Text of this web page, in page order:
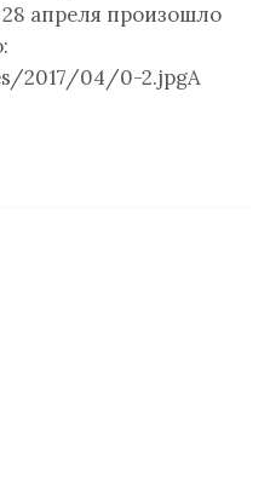
апреля произошло
2017/04/0-2.jpgА